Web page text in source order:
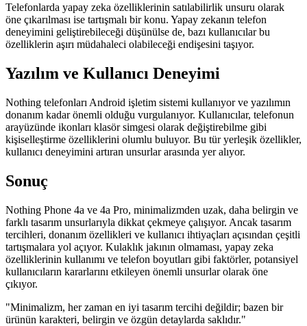
Telefonlarda yapay zeka özelliklerinin satılabilirlik unsuru olarak
öne çıkarılması ise tartışmalı bir konu. Yapay zekanın telefon
deneyimini geliştirebileceği düşünülse de, bazı kullanıcılar bu
özelliklerin aşırı müdahaleci olabileceği endişesini taşıyor.
Yazılım ve Kullanıcı Deneyimi
Nothing telefonları Android işletim sistemi kullanıyor ve yazılımın
donanım kadar önemli olduğu vurgulanıyor. Kullanıcılar, telefonun
arayüzünde ikonları klasör simgesi olarak değiştirebilme gibi
kişiselleştirme özelliklerini olumlu buluyor. Bu tür yerleşik özellikler,
kullanıcı deneyimini artıran unsurlar arasında yer alıyor.
Sonuç
Nothing Phone 4a ve 4a Pro, minimalizmden uzak, daha belirgin ve
farklı tasarım unsurlarıyla dikkat çekmeye çalışıyor. Ancak tasarım
tercihleri, donanım özellikleri ve kullanıcı ihtiyaçları açısından çeşitli
tartışmalara yol açıyor. Kulaklık jakının olmaması, yapay zeka
özelliklerinin kullanımı ve telefon boyutları gibi faktörler, potansiyel
kullanıcıların kararlarını etkileyen önemli unsurlar olarak öne
çıkıyor.
"Minimalizm, her zaman en iyi tasarım tercihi değildir; bazen bir
ürünün karakteri, belirgin ve özgün detaylarda saklıdır."